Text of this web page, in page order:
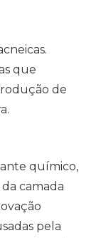
que
de
químico,
camada
pela